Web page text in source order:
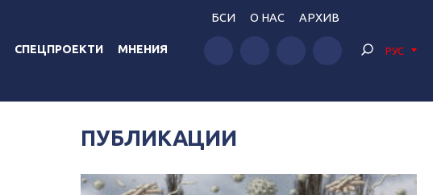
СПЕЦПРОЕКТИ МНЕНИЯ
БСИ О НАС АРХИВ
РУС
ПУБЛИКАЦИИ